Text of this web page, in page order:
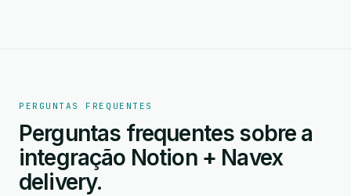
PERGUNTAS FREQUENTES
Perguntas frequentes sobre a
integração Notion + Navex
delivery.